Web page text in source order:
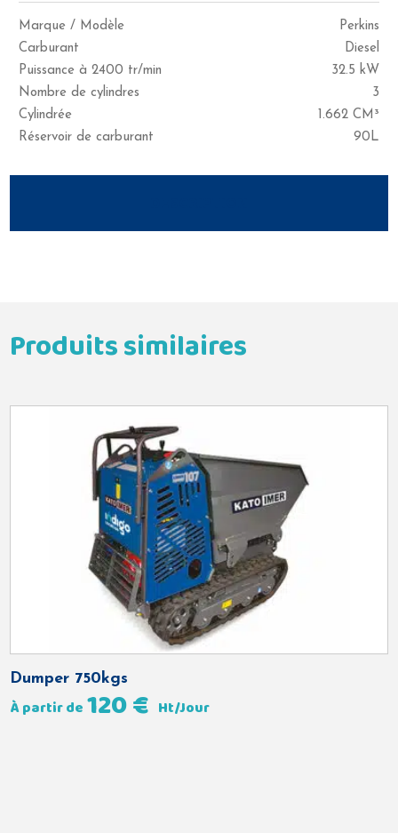
Marque / Modèle
Perkins
Carburant
Diesel
Puissance à 2400 tr/min
32.5 kW
Nombre de cylindres
3
Cylindrée
1.662 CM³
Réservoir de carburant
90L
Produits similaires
Dumper 750kgs
À partir de 120€ Ht/Jour